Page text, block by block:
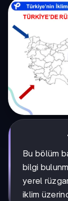
Bu bölüm
bilgi
yerel
iklim